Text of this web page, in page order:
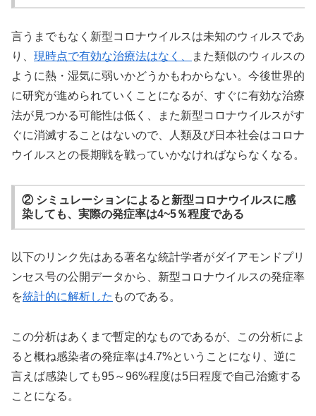
言うまでもなく新型コロナウイルスは未知のウィルスであ
り、 現時点で有効な治療法はなく、
また類似のウィルスの
ように熱・湿気に弱いかどうかもわからない。今後世界的
に研究が進められていくことになるが、すぐに有効な治療
法が見つかる可能性は低く、また新型コロナウイルスがす
ぐに消滅することはないので、人類及び日本社会はコロナ
ウイルスとの長期戦を戦っていかなければならなくなる。
② シミュレーションによると新型コロナウイルスに感
染しても、実際の発症率は4~5％程度である
以下のリンク先はある著名な統計学者がダイアモンドプリ
ンセス号の公開データから、新型コロナウイルスの発症率
を統計的に解析した ものである。
この分析はあくまで暫定的なものであるが、この分析によ
ると概ね感染者の発症率は4.7%ということになり、逆に
言えば感染しても95～96%程度は5日程度で自己治癒する
ことになる。